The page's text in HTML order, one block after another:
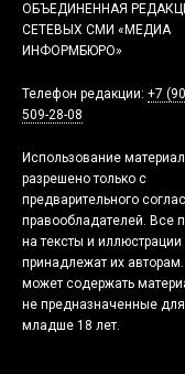
ОБЪЕДИНЕННАЯ
СЕТЕВЫХ СМИ «МЕДИА
ИНФОРМБЮРО»
Телефон редакции: +7
509-28-08
Использование
разрешено только с
предварительного
правообладателей. Все
на тексты и иллюстрации
принадлежат их
может содержать
не предназначенные
младше 18 лет.